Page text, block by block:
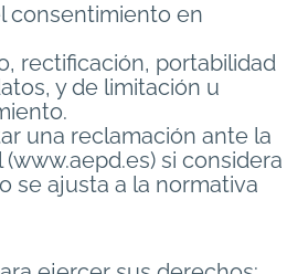
consentimiento en
rectificación, portabilidad
y de limitación u
una reclamación ante la
si considera
se ajusta a la normativa